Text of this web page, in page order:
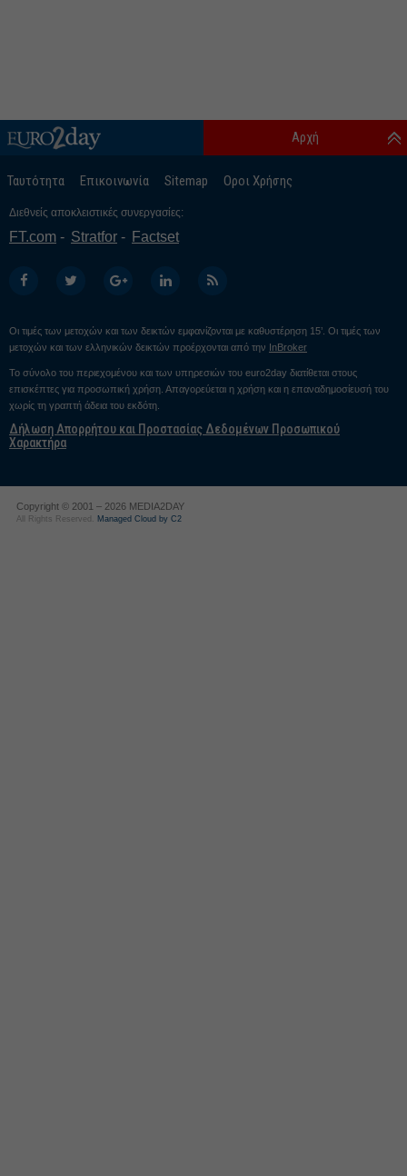
Ταυτότητα Επικοινωνία Sitemap Οροι Χρήσης
Αρχή
Διεθνείς αποκλειστικές συνεργασίες:
FT.com Stratfor Factset
Οι τιμές των μετοχών και των δεικτών εμφανίζονται με καθυστέρηση 15’. Οι τιμές των
μετοχών και των ελληνικών δεικτών προέρχονται από την InBroker
Το σύνολο του περιεχομένου και των υπηρεσιών του euro2day διατίθεται στους
επισκέπτες για προσωπική χρήση. Απαγορεύεται η χρήση και η επαναδημοσίευσή του
χωρίς τη γραπτή άδεια του εκδότη.
Δήλωση Απορρήτου και Προστασίας Δεδομένων Προσωπικού
Χαρακτήρα
Copyright © 2001 – 2026 MEDIA2DAY
All Rights Reserved. Managed Cloud by C2